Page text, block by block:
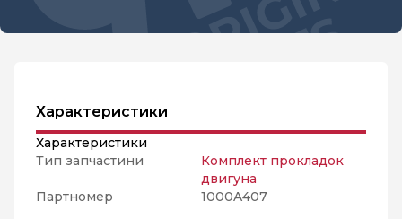
Характеристики
Характеристики
Тип запчастини
Комплект прокладок
двигуна
Партномер
1000A407